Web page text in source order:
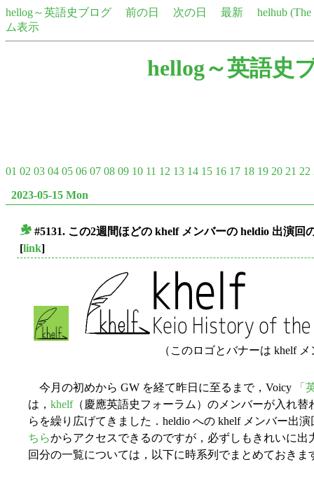
hellog～英語史ブログ 前の日 次の日 最新
helhub
ム表示
hellog～英語史
01 02 03 04 05 06 07 08 09 10 11 12 13 14 15 16 17 18 19 20 21 22
2023-05-15 Mon
#5131. この2週間ほどの khelf メンバーの heldio 出演回
[link]
（このロゴとバナーは khelf
今月の初めから GW を経て昨日に至るまで，Voicy
「
は， khelf（慶應英語史フォーラム）のメンバーが入れ
らを繰り広げてきました．heldio への khelf メンバー出
ちらからアクセスできるのですが，必ずしもきれいに
回分の一覧については，以下に時系列でまとめておきま